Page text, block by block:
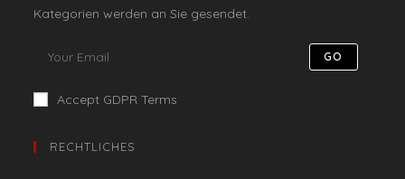
Kategorien werden an Sie gesendet.
GO
Accept GDPR Terms
RECHTLICHES